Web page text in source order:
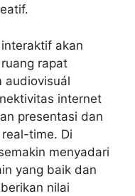
akan
rapat
audiovisuál
internet
presentasi dan
time. Di
menyadari
yang baik dan
nilai